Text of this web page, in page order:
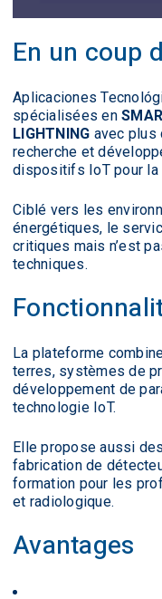
En un coup
Aplicaciones
spécialisées en
LIGHTNING avec plus
recherche et
dispositifs IoT pour la
Ciblé vers les
énergétiques, le
critiques mais n’est
techniques.
La plateforme
terres, systèmes de
développement de
technologie IoT.
Elle propose aussi
fabrication de
formation pour les
et radiologique.
Avantages